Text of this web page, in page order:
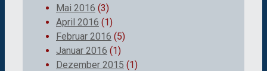
Mai 2016 (3)
April 2016 (1)
Februar 2016 (5)
Januar 2016 (1)
Dezember 2015 (1)